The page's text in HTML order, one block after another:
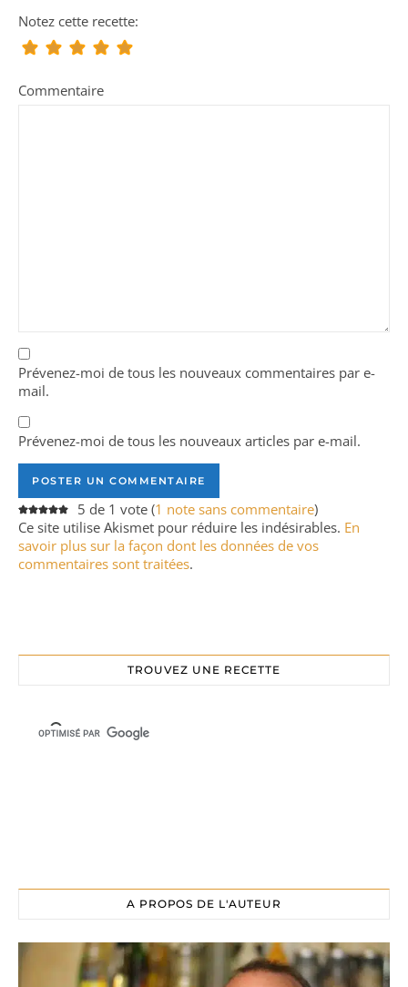
Notez cette recette:
Commentaire
Prévenez-moi de tous les nouveaux commentaires par e-
mail.
Prévenez-moi de tous les nouveaux articles par e-mail.
5 de 1 vote (1 note sans commentaire)
Ce site utilise Akismet pour réduire les indésirables. En
savoir plus sur la façon dont les données de vos
commentaires sont traitées.
TROUVEZ UNE RECETTE
A PROPOS DE L'AUTEUR